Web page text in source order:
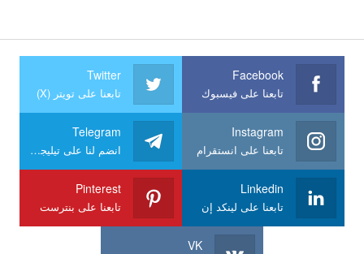
Facebook
تابعنا على فيسبوك
Twitter
تابعنا على تويتر (X)
Instagram
تابعنا على انستقرام
Telegram
انضم لنا على تيليجرام
Linkedin
تابعنا على لينكد إن
Pinterest
تابعنا على بنترست
VK